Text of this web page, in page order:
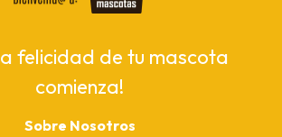
felicidad de tu mascota
comienza!
Sobre Nosotros